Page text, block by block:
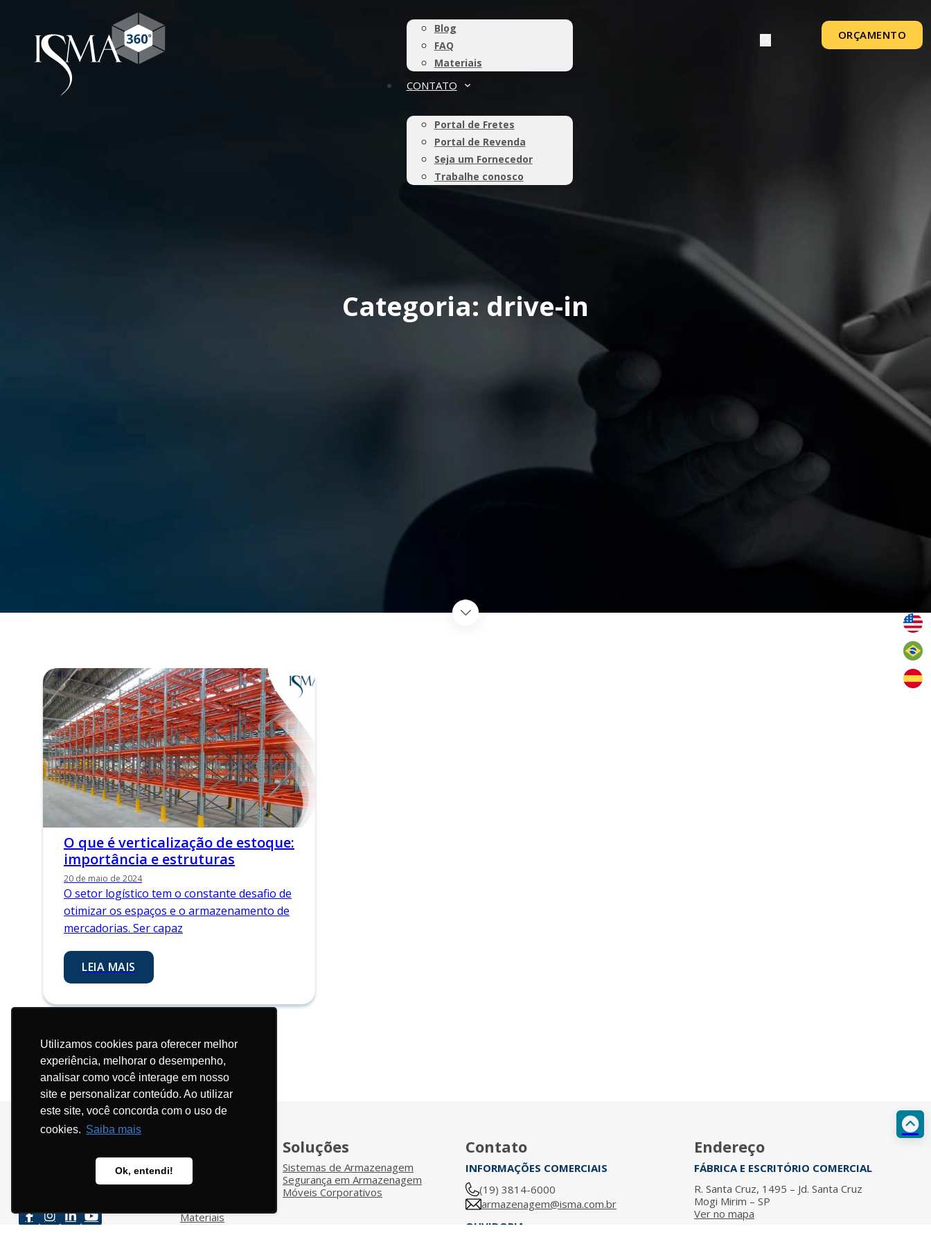
Utilizamos cookies para oferecer melhor
experiência, melhorar o desempenho,
analisar como você interage em nosso
site e personalizar conteúdo. Ao utilizar
este site, você concorda com o uso de
cookies. Saiba mais
Ok, entendi!
Blog
FAQ
Materiais
CONTATO
Portal de Fretes
Portal de Revenda
Seja um Fornecedor
Trabalhe conosco
ORÇAMENTO
Categoria: drive-in
O que é verticalização de estoque:
importância e estruturas
20 de maio de 2024
O setor logístico tem o constante desafio de
otimizar os espaços e o armazenamento de
mercadorias. Ser capaz
LEIA MAIS
Institucional
Materiais
Soluções
Sistemas de Armazenagem
Segurança em Armazenagem
Móveis Corporativos
Contato
INFORMAÇÕES COMERCIAIS
(19) 3814-6000
armazenagem@isma.com.br
OUVIDORIA
Endereço
FÁBRICA E ESCRITÓRIO COMERCIAL
R. Santa Cruz, 1495 – Jd. Santa Cruz
Mogi Mirim – SP
Ver no mapa